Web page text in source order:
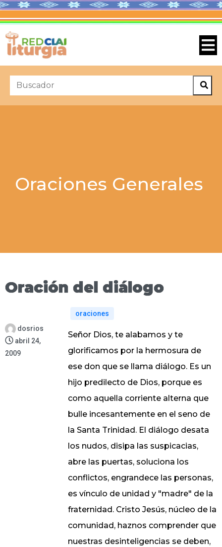
Oraciones Generales
Oración del diálogo
dosrios
abril 24,
2009
oraciones
Señor Dios, te alabamos y te
glorificamos por la hermosura de
ese don que se llama diálogo. Es un
hijo predilecto de Dios, porque es
como aquella corriente alterna que
bulle incesantemente en el seno de
la Santa Trinidad. El diálogo desata
los nudos, disipa las suspicacias,
abre las puertas, soluciona los
conflictos, engrandece las personas,
es vínculo de unidad y "madre" de la
fraternidad. Cristo Jesús, núcleo de la
comunidad, haznos comprender que
nuestras desinteligencias se deben,